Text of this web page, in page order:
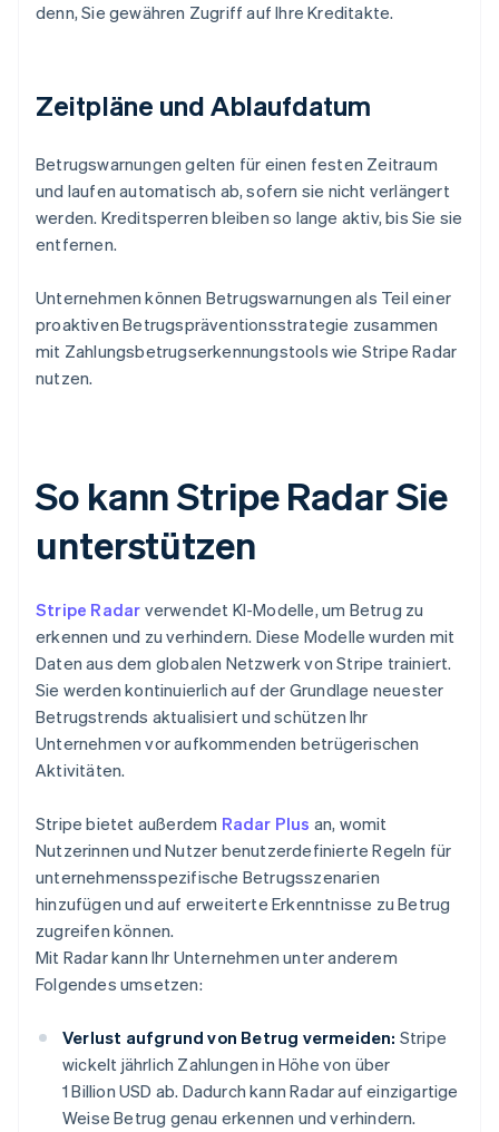
denn, Sie gewähren Zugriff auf Ihre Kreditakte.
Zeitpläne und Ablaufdatum
Betrugswarnungen gelten für einen festen Zeitraum
und laufen automatisch ab, sofern sie nicht verlängert
werden. Kreditsperren bleiben so lange aktiv, bis Sie sie
entfernen.
Unternehmen können Betrugswarnungen als Teil einer
proaktiven Betrugspräventionsstrategie zusammen
mit Zahlungsbetrugserkennungstools wie Stripe Radar
nutzen.
So kann Stripe Radar Sie
unterstützen
Stripe Radar verwendet KI-Modelle, um Betrug zu
erkennen und zu verhindern. Diese Modelle wurden mit
Daten aus dem globalen Netzwerk von Stripe trainiert.
Sie werden kontinuierlich auf der Grundlage neuester
Betrugstrends aktualisiert und schützen Ihr
Unternehmen vor aufkommenden betrügerischen
Aktivitäten.
Stripe bietet außerdem Radar Plus an, womit
Nutzerinnen und Nutzer benutzerdefinierte Regeln für
unternehmensspezifische Betrugsszenarien
hinzufügen und auf erweiterte Erkenntnisse zu Betrug
zugreifen können.
Mit Radar kann Ihr Unternehmen unter anderem
Folgendes umsetzen:
Verlust aufgrund von Betrug vermeiden: Stripe
wickelt jährlich Zahlungen in Höhe von über
1 Billion USD ab. Dadurch kann Radar auf einzigartige
Weise Betrug genau erkennen und verhindern.